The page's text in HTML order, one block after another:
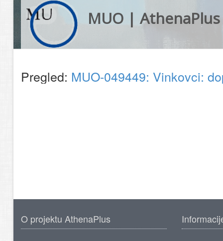
MUO | AthenaPlus
Pregled: MUO-049449: Vinkovci:
O projektu AthenaPlus